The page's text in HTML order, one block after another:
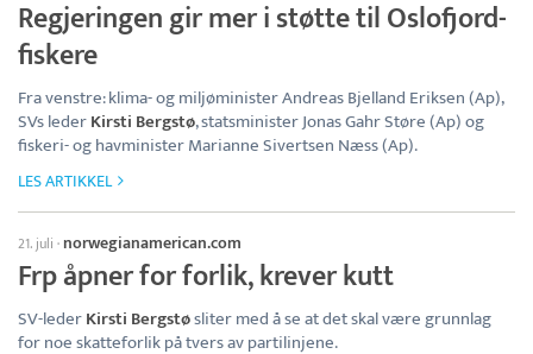
Regjeringen gir mer i støtte til Oslofjord-
fiskere
Fra venstre: klima- og miljøminister Andreas Bjelland Eriksen (Ap),
SVs lederKirsti Bergstø, statsminister Jonas Gahr Støre (Ap) og
fiskeri- og havminister Marianne Sivertsen Næss (Ap).
LES ARTIKKEL
21. juli · norwegianamerican.com
Frp åpner for forlik, krever kutt
SV-lederKirsti Bergstøsliter med å se at det skal være grunnlag
for noe skatteforlik på tvers av partilinjene.